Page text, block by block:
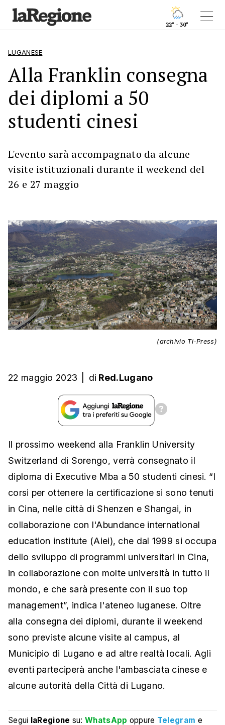
22° - 30°
LUGANESE
Alla Franklin consegna
dei diplomi a 50
studenti cinesi
L'evento sarà accompagnato da alcune
visite istituzionali durante il weekend del
26 e 27 maggio
(archivio Ti-Press)
22 maggio 2023 di Red.Lugano
Il prossimo weekend alla Franklin University
Switzerland di Sorengo, verrà consegnato il
diploma di Executive Mba a 50 studenti cinesi. “I
corsi per ottenere la certificazione si sono tenuti
in Cina, nelle città di Shenzen e Shangai, in
collaborazione con l'Abundance international
education institute (Aiei), che dal 1999 si occupa
dello sviluppo di programmi universitari in Cina,
in collaborazione con molte università in tutto il
mondo, e che sarà presente con il suo top
management”, indica l'ateneo luganese. Oltre
alla consegna dei diplomi, durante il weekend
sono previste alcune visite al campus, al
Municipio di Lugano e ad altre realtà locali. Agli
eventi parteciperà anche l'ambasciata cinese e
alcune autorità della Città di Lugano.
Segui laRegione su:WhatsApp oppure Telegram e